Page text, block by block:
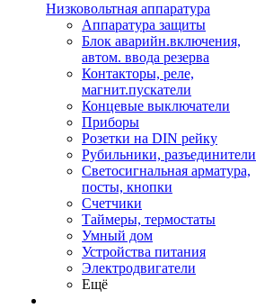
Низковольтная аппаратура
Аппаратура защиты
Блок аварийн.включения,
автом. ввода резерва
Контакторы, реле,
магнит.пускатели
Концевые выключатели
Приборы
Розетки на DIN рейку
Рубильники, разъединители
Светосигнальная арматура,
посты, кнопки
Счетчики
Таймеры, термостаты
Умный дом
Устройства питания
Электродвигатели
Ещё